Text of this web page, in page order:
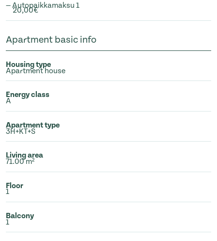
— Autopaikkamaksu 1
20,00€
Apartment basic info
Housing type
Apartment house
Energy class
A
Apartment type
3H+KT+S
Living area
71.00 m²
Floor
1
Balcony
1